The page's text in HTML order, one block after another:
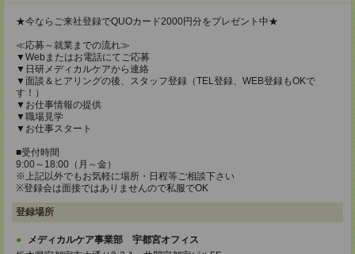
★今ならご来社登録でQUOカード2000円分をプレゼント中★
≪応募～就業までの流れ≫
▼Webまたはお電話にてご応募
▼日研メディカルケアから連絡
▼面談＆ヒアリングの後、スタッフ登録（TEL登録、WEB登録もOKで
す！）
▼お仕事情報の提供
▼職場見学
▼お仕事スタート
■受付時間
9:00～18:00（月～金）
※上記以外でもお気軽に場所・日程等ご相談下さい
※登録会は面接ではありませんので私服でOK
登録場所
メディカルケア事業部 宇都宮オフィス